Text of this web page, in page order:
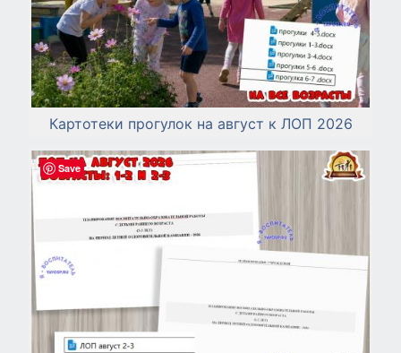
Картотеки прогулок на август к ЛОП 2026
Save